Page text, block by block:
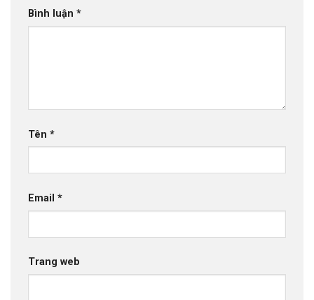
Bình luận *
Tên *
Email *
Trang web